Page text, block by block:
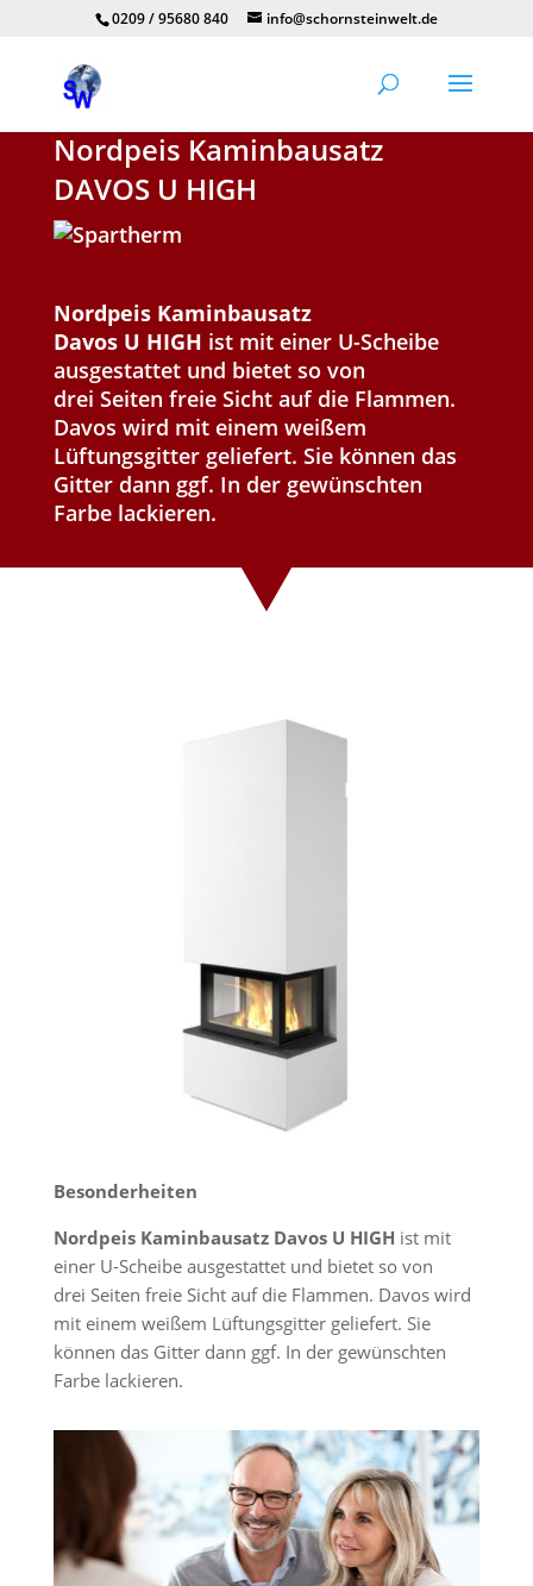
0209 / 95680 840 info@schornsteinwelt.de
Nordpeis Kaminbausatz
DAVOS U HIGH
Nordpeis Kaminbausatz
Davos U HIGH ist mit einer U-Scheibe
ausgestattet und bietet so von
drei Seiten freie Sicht auf die Flammen.
Davos wird mit einem weißem
Lüftungsgitter geliefert. Sie können das
Gitter dann ggf. In der gewünschten
Farbe lackieren.
Besonderheiten
Nordpeis Kaminbausatz Davos U HIGH ist mit
einer U-Scheibe ausgestattet und bietet so von
drei Seiten freie Sicht auf die Flammen. Davos wird
mit einem weißem Lüftungsgitter geliefert. Sie
können das Gitter dann ggf. In der gewünschten
Farbe lackieren.